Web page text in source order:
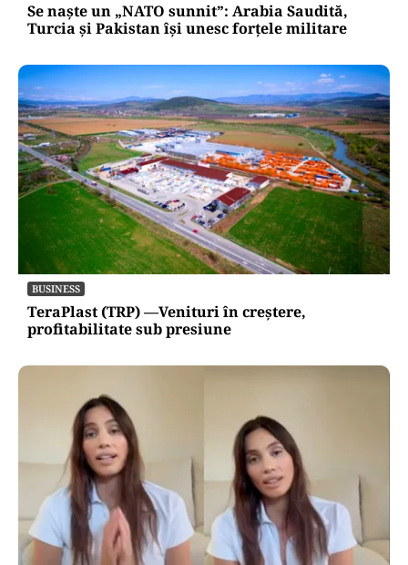
Se naște un „NATO sunnit”: Arabia Saudită,
Turcia și Pakistan își unesc forțele militare
BUSINESS
TeraPlast (TRP) —Venituri în creștere,
profitabilitate sub presiune